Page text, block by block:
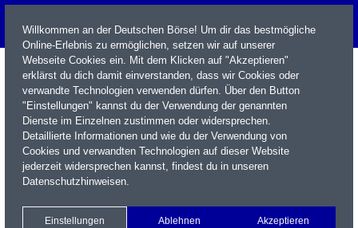
Name / WKN / ISIN / Kürzel
Xetra Realtime
Watchlist Portfolio Login
Willkommen an der Deutschen Börse! Um dir das bestmögliche
Online-Erlebnis zu ermöglichen, setzen wir auf unserer
Webseite Cookies ein. Mit dem Klicken auf "Akzeptieren"
erklärst du dich damit einverstanden, dass wir Cookies oder
verwandte Technologien verwenden dürfen. Über den Button
"Einstellungen" kannst du der Verwendung der genannten
Dienste im Einzelnen zustimmen oder widersprechen.
Detaillierte Informationen und wie du der Verwendung von
Cookies und verwandten Technologien auf dieser Website
jederzeit widersprechen kannst, findest du in unseren
Datenschutzhinweisen.
Einstellungen Ablehnen Akzeptieren